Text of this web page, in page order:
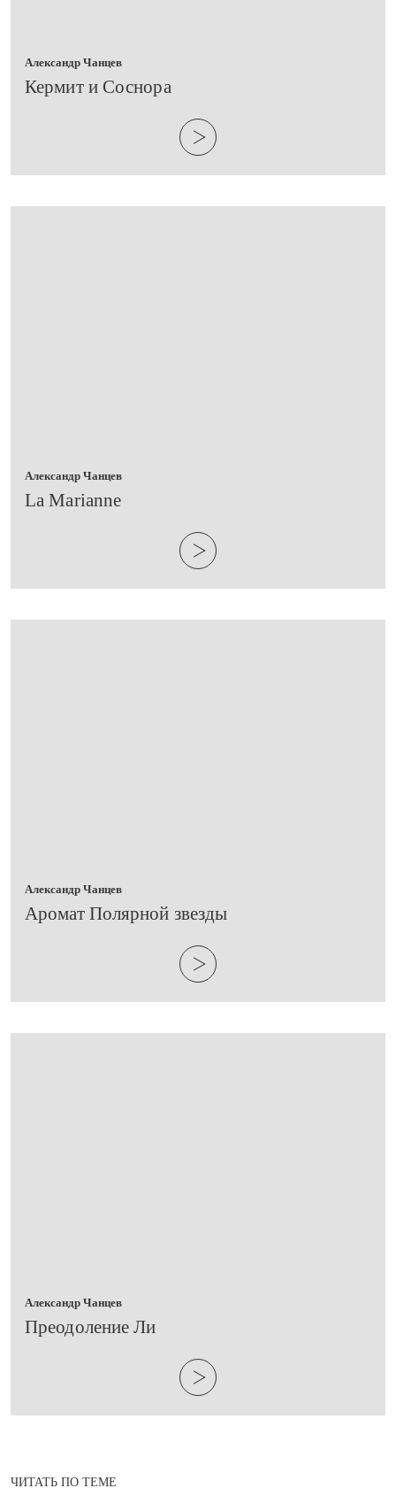
Александр Чанцев
​Кермит и Соснора
Александр Чанцев
​La Marianne
Александр Чанцев
​Аромат Полярной звезды
Александр Чанцев
​Преодоление Ли
ЧИТАТЬ ПО ТЕМЕ